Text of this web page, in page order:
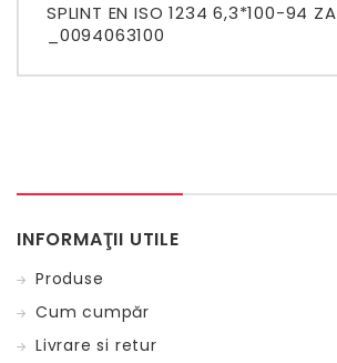
SPLINT EN ISO 1234 6,3*100-94 ZA
_0094063100
INFORMAŢII UTILE
Produse
Cum cumpăr
Livrare si retur